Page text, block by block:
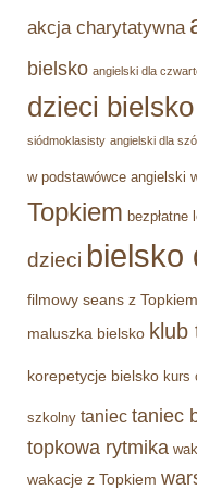
akcja charytatywna
bielsko angielski dla
dzieci bielsko
siódmoklasisty angielski dla
w podstawówce angielski
Topkiem bezpłatne
dzieci bielsko
filmowy seans z Topkiem
maluszka bielsko klub
korepetycje bielsko kurs
szkolny taniec taniec
topkowa rytmika
wakacje z Topkiem